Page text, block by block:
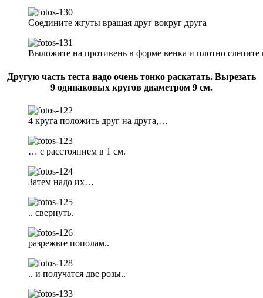
Соедините жгуты вращая друг вокруг друга
Выложите на противень в форме венка и плотно слепите
Другую часть теста надо очень тонко раскатать. Вырезать
9 одинаковых кругов диаметром 9 см.
4 круга положить друг на друга,…
… с расстоянием в 1 см.
Затем надо их…
.. свернуть.
разрежьте пополам..
.. и получатся две розы..